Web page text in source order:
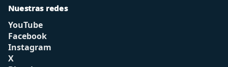
Nuestras redes
YouTube
Facebook
Instagram
X